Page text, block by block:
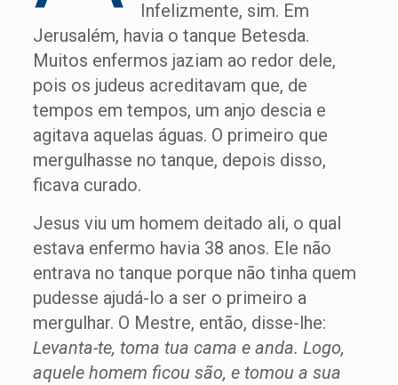
Infelizmente, sim. Em
Jerusalém, havia o tanque Betesda.
Muitos enfermos jaziam ao redor dele,
pois os judeus acreditavam que, de
tempos em tempos, um anjo descia e
agitava aquelas águas. O primeiro que
mergulhasse no tanque, depois disso,
ficava curado.
Jesus viu um homem deitado ali, o qual
estava enfermo havia 38 anos. Ele não
entrava no tanque porque não tinha quem
pudesse ajudá-lo a ser o primeiro a
mergulhar. O Mestre, então, disse-lhe:
Levanta-te, toma tua cama e anda. Logo,
aquele homem ficou são, e tomou a sua